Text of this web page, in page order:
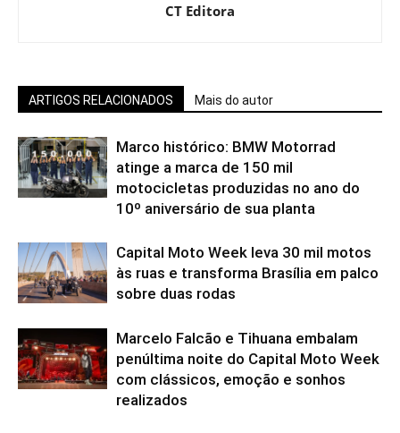
CT Editora
ARTIGOS RELACIONADOS Mais do autor
Marco histórico: BMW Motorrad
atinge a marca de 150 mil
motocicletas produzidas no ano do
10º aniversário de sua planta
Capital Moto Week leva 30 mil motos
às ruas e transforma Brasília em palco
sobre duas rodas
Marcelo Falcão e Tihuana embalam
penúltima noite do Capital Moto Week
com clássicos, emoção e sonhos
realizados